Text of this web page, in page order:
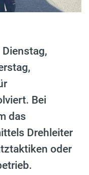
Bei
das
Drehleiter
oder